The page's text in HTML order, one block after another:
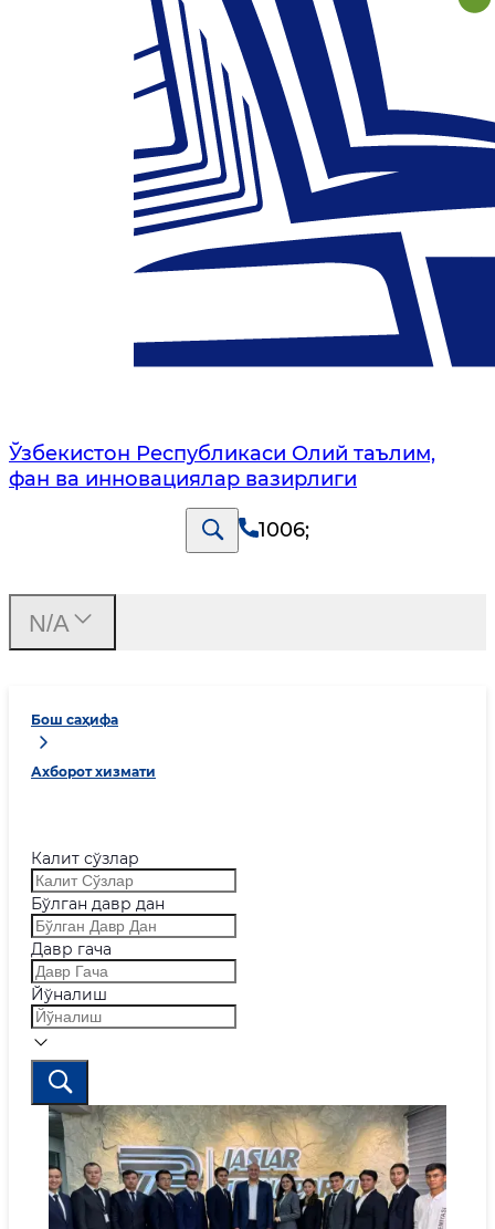
Ўзбекистон Республикаси Олий таълим,
фан ва инновациялар вазирлиги
1006;
Бош саҳифа
Ахборот хизмати
Калит сўзлар
Бўлган давр дан
Давр гача
Йўналиш
N/A